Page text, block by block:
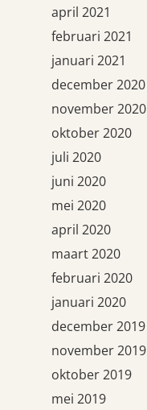
april 2021
februari 2021
januari 2021
december 2020
november 2020
oktober 2020
juli 2020
juni 2020
mei 2020
april 2020
maart 2020
februari 2020
januari 2020
december 2019
november 2019
oktober 2019
mei 2019